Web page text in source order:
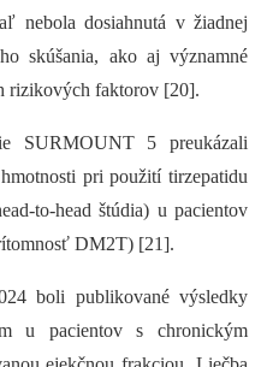
nebola dosiahnutá v žiadnej
skúšania, ako aj významné
rizikových faktorov [20].
SURMOUNT 5 preukázali
pri použití tirzepatidu
to-head štúdia) u pacientov
DM2T) [21].
boli publikované výsledky
u pacientov s chronickým